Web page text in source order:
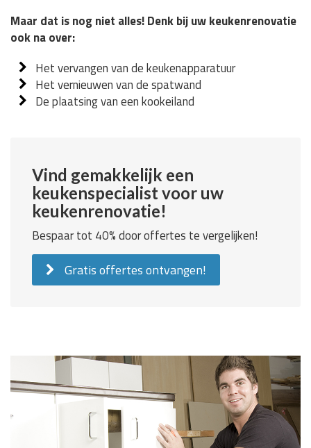
Maar dat is nog niet alles! Denk bij uw keukenrenovatie
ook na over:
Het vervangen van de keukenapparatuur
Het vernieuwen van de spatwand
De plaatsing van een kookeiland
Vind gemakkelijk een
keukenspecialist voor uw
keukenrenovatie!
Bespaar tot 40% door offertes te vergelijken!
Gratis offertes ontvangen!